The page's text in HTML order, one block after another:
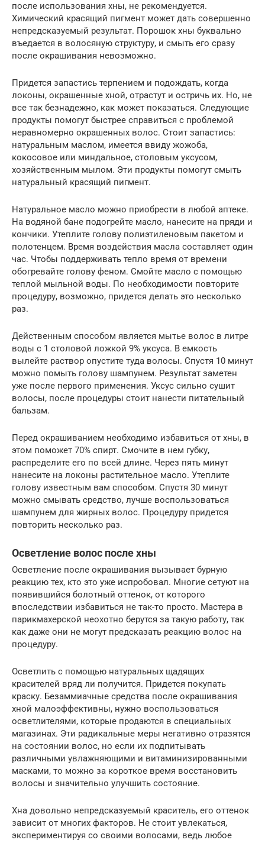
после использования хны, не рекомендуется.
Химический красящий пигмент может дать совершенно
непредсказуемый результат. Порошок хны буквально
въедается в волосяную структуру, и смыть его сразу
после окрашивания невозможно.
Придется запастись терпением и подождать, когда
локоны, окрашенные хной, отрастут и остричь их. Но, не
все так безнадежно, как может показаться. Следующие
продукты помогут быстрее справиться с проблемой
неравномерно окрашенных волос. Стоит запастись:
натуральным маслом, имеется ввиду жожоба,
кокосовое или миндальное, столовым уксусом,
хозяйственным мылом. Эти продукты помогут смыть
натуральный красящий пигмент.
Натуральное масло можно приобрести в любой аптеке.
На водяной бане подогрейте масло, нанесите на пряди и
кончики. Утеплите голову полиэтиленовым пакетом и
полотенцем. Время воздействия масла составляет один
час. Чтобы поддерживать тепло время от времени
обогревайте голову феном. Смойте масло с помощью
теплой мыльной воды. По необходимости повторите
процедуру, возможно, придется делать это несколько
раз.
Действенным способом является мытье волос в литре
воды с 1 столовой ложкой 9% уксуса. В емкость
вылейте раствор опустите туда волосы. Спустя 10 минут
можно помыть голову шампунем. Результат заметен
уже после первого применения. Уксус сильно сушит
волосы, после процедуры стоит нанести питательный
бальзам.
Перед окрашиванием необходимо избавиться от хны, в
этом поможет 70% спирт. Смочите в нем губку,
распределите его по всей длине. Через пять минут
нанесите на локоны растительное масло. Утеплите
голову известным вам способом. Спустя 30 минут
можно смывать средство, лучше воспользоваться
шампунем для жирных волос. Процедуру придется
повторить несколько раз.
Осветление волос после хны
Осветление после окрашивания вызывает бурную
реакцию тех, кто это уже испробовал. Многие сетуют на
появившийся болотный оттенок, от которого
впоследствии избавиться не так-то просто. Мастера в
парикмахерской неохотно берутся за такую работу, так
как даже они не могут предсказать реакцию волос на
процедуру.
Осветлить с помощью натуральных щадящих
красителей вряд ли получится. Придется покупать
краску. Безаммиачные средства после окрашивания
хной малоэффективны, нужно воспользоваться
осветлителями, которые продаются в специальных
магазинах. Эти радикальные меры негативно отразятся
на состоянии волос, но если их подпитывать
различными увлажняющими и витаминизированными
масками, то можно за короткое время восстановить
волосы и значительно улучшить состояние.
Хна довольно непредсказуемый краситель, его оттенок
зависит от многих факторов. Не стоит увлекаться,
экспериментируя со своими волосами, ведь любое